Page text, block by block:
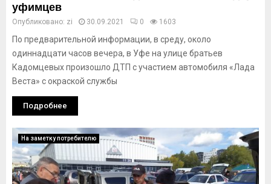
уфимцев
Опубликовано: zi 30.09.2021 0 1603
По предварительной информации, в среду, около
одиннадцати часов вечера, в Уфе на улице братьев
Кадомцевых произошло ДТП с участием автомобиля «Лада
Веста» с окраской службы
Подробнее
На заметку потребителю